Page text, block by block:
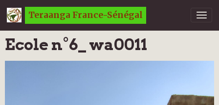
Teraanga France-Sénégal
Ecole n°6_ wa0011